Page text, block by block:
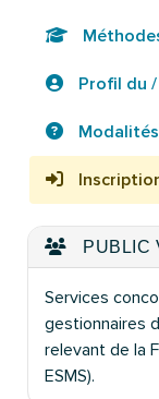
Profil du
PUBLIC
Services
gestionnaires
relevant de la
ESMS).